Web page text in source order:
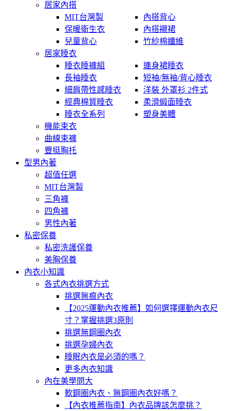
居家內搭
MIT台灣製
內搭背心
保暖衛生衣
內搭襯裙
兒童背心
竹紗棉纖維
居家睡衣
睡衣睡褲組
連身裙睡衣
長袖睡衣
短袖/無袖/背心睡衣
細肩帶性感睡衣
洋裝 外罩衫 2件式
經典棉質睡衣
柔滑緞面睡衣
睡衣全系列
塑身美體
機能束衣
曲線束褲
豐挺胸托
型男內著
超值任選
MIT台灣製
三角褲
四角褲
男性內著
私密保養
私密洗護保養
美胸保養
內衣小知識
各式內衣挑選方式
挑選無痕內衣
【2025運動內衣推薦】如何選擇運動內衣尺
寸？掌握挑選3原則
挑選無鋼圈內衣
挑選孕婦內衣
睡眠內衣是必須的嗎？
更多內衣知識
內在美學問大
軟鋼圈內衣、無鋼圈內衣好嗎？
【內衣推薦指南】內衣品牌該怎麼挑？